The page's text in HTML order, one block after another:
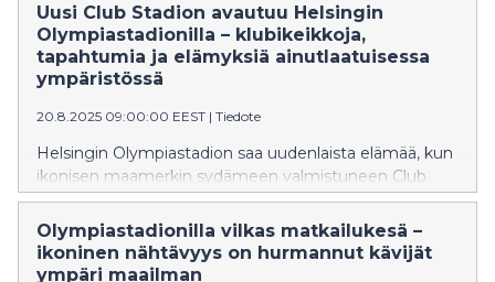
Uusi Club Stadion avautuu Helsingin
Olympiastadionilla – klubikeikkoja,
tapahtumia ja elämyksiä ainutlaatuisessa
ympäristössä
20.8.2025 09:00:00 EEST | Tiedote
Helsingin Olympiastadion saa uudenlaista elämää, kun
ikonisen maamerkin sydämeen valmistuneen Club
Stadionin, musiikki- ja tapahtumaklubin, toiminta
käynnistyy. Syksyllä 2025 lavalle nousee monipuolinen
kattaus kotimaisia artisteja.
Olympiastadionilla vilkas matkailukesä –
ikoninen nähtävyys on hurmannut kävijät
ympäri maailman